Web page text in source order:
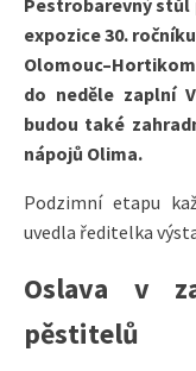
expozice 30.
do neděle zaplní
budou také
nápojů Olima.
Podzimní etapu
uvedla ředitelka
Oslava v
pěstitelů